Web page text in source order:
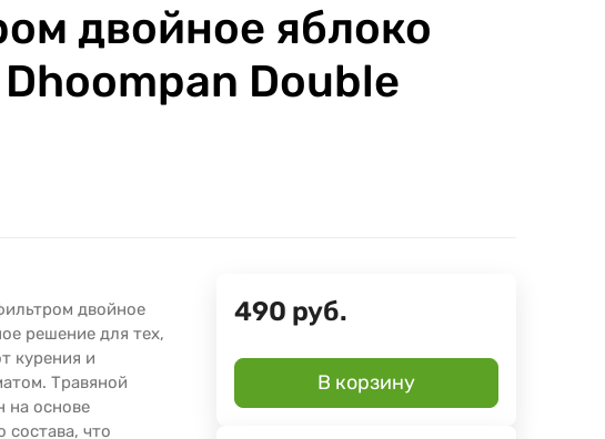
двойное яблоко
Double
двойное
решение для тех,
курения и
Травяной
на основе
состава, что
490 руб.
В корзину